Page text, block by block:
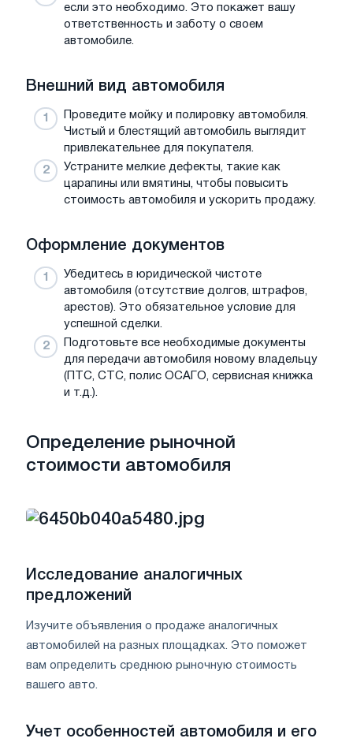
если это необходимо. Это покажет вашу
ответственность и заботу о своем
автомобиле.
Внешний вид автомобиля
Проведите мойку и полировку автомобиля.
Чистый и блестящий автомобиль выглядит
привлекательнее для покупателя.
Устраните мелкие дефекты, такие как
царапины или вмятины, чтобы повысить
стоимость автомобиля и ускорить продажу.
Оформление документов
Убедитесь в юридической чистоте
автомобиля (отсутствие долгов, штрафов,
арестов). Это обязательное условие для
успешной сделки.
Подготовьте все необходимые документы
для передачи автомобиля новому владельцу
(ПТС, СТС, полис ОСАГО, сервисная книжка
и т.д.).
Определение рыночной
стоимости автомобиля
Исследование аналогичных
предложений
Изучите объявления о продаже аналогичных
автомобилей на разных площадках. Это поможет
вам определить среднюю рыночную стоимость
вашего авто.
Учет особенностей автомобиля и его